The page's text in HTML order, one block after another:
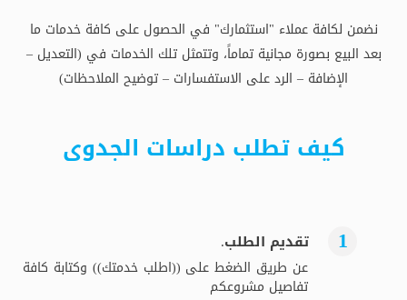
نضمن لكافة عملاء "استثمارك" في الحصول على كافة خدمات ما
بعد البيع بصورة مجانية تماماً، وتتمثل تلك الخدمات في (التعديل –
الإضافة – الرد على الاستفسارات – توضيح الملاحظات)
كيف تطلب دراسات الجدوى
تقديم الطلب.
عن طريق الضغط على ((اطلب خدمتك)) وكتابة كافة
تفاصيل مشروعكم